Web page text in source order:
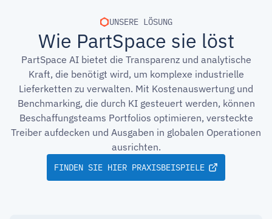
UNSERE LÖSUNG
Wie PartSpace sie löst
PartSpace AI bietet die Transparenz und analytische
Kraft, die benötigt wird, um komplexe industrielle
Lieferketten zu verwalten. Mit Kostenauswertung und
Benchmarking, die durch KI gesteuert werden, können
Beschaffungsteams Portfolios optimieren, versteckte
Treiber aufdecken und Ausgaben in globalen Operationen
ausrichten.
FINDEN SIE HIER PRAXISBEISPIELE